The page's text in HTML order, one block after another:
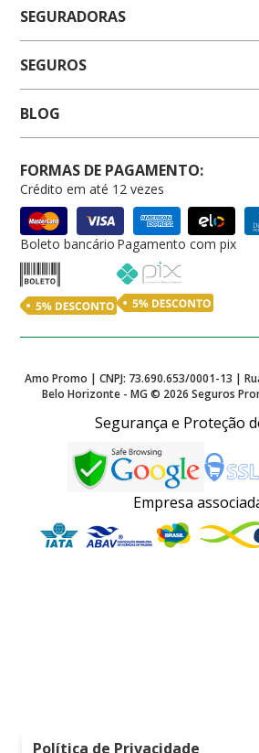
Política de Privacidade
SEGURADORAS
SEGUROS
BLOG
FORMAS DE PAGAMENTO:
Crédito em até 12 vezes
Boleto bancário Pagamento com pix
Amo Promo | CNPJ: 73.690.653/0001-13 |
Belo Horizonte - MG © 2026 Seguros
Segurança e Proteção
Empresa